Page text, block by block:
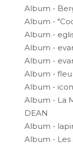
Album -
Album -
Album -
Album -
Album -
Album -
Album -
Album - La
DEAN
Album -
Album - Les